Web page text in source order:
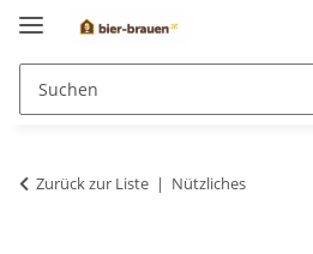
Zurück zur Liste Nützliches